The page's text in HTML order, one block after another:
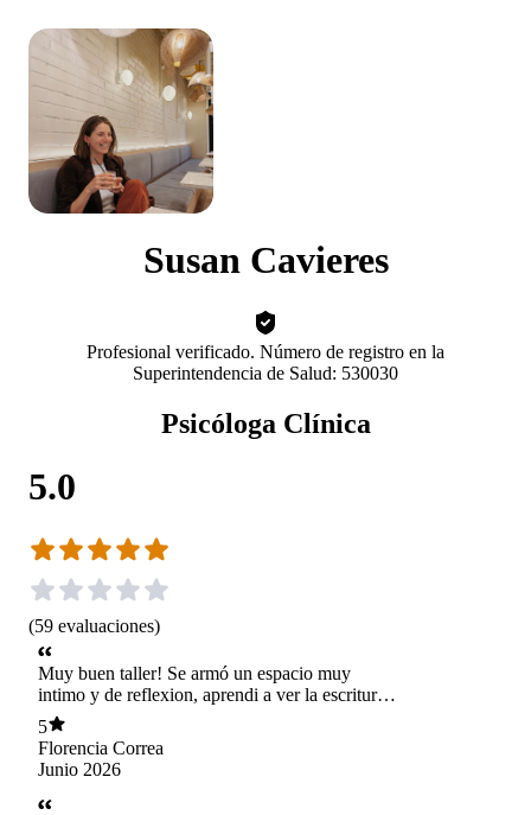
Susan Cavieres
Profesional verificado. Número de registro en la
Superintendencia de Salud: 530030
Psicóloga Clínica
5.0
(59 evaluaciones)
Muy buen taller! Se armó un espacio muy
intimo y de reflexion, aprendi a ver la escritura
como un medio para el autoconocimiento y
contencion. Lo recomiendo mucho
5
Florencia Correa
Junio 2026